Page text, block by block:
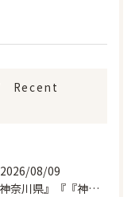
Recent
2026/08/09
『神奈川県』『『神奈川県』『綾瀬市』『海老名市』『美容室』